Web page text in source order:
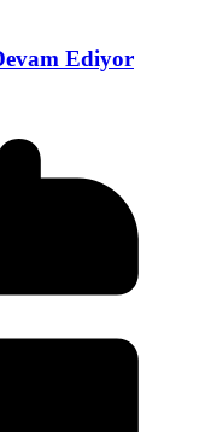
Ediyor